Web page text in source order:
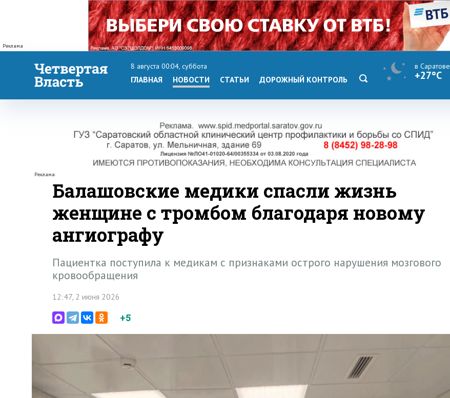
Реклама
8 августа 00:04, суббота
ГЛАВНАЯ НОВОСТИ СТАТЬИ ДОРОЖНЫЙ КОНТРОЛЬ
в Саратове
+27°C
Реклама
Балашовские медики спасли жизнь
женщине с тромбом благодаря новому
ангиографу
Пациентка поступила к медикам с признаками острого нарушения мозгового
кровообращения
12:47, 2 июня 2026
+5